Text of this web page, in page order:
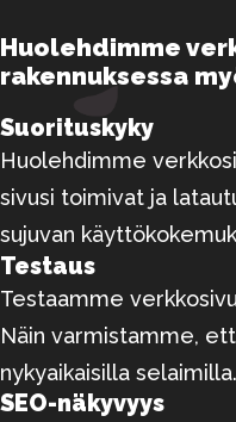
Huolehdimme
rakennuksessa
Suorituskyky
Huolehdimme
sivusi toimivat ja
sujuvan
Testaus
Testaamme
Näin varmistamme,
nykyaikaisilla selaimilla.
SEO-näkyvyys